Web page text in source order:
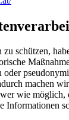
zu schützen,
oder
machen
wie möglich,
Informationen